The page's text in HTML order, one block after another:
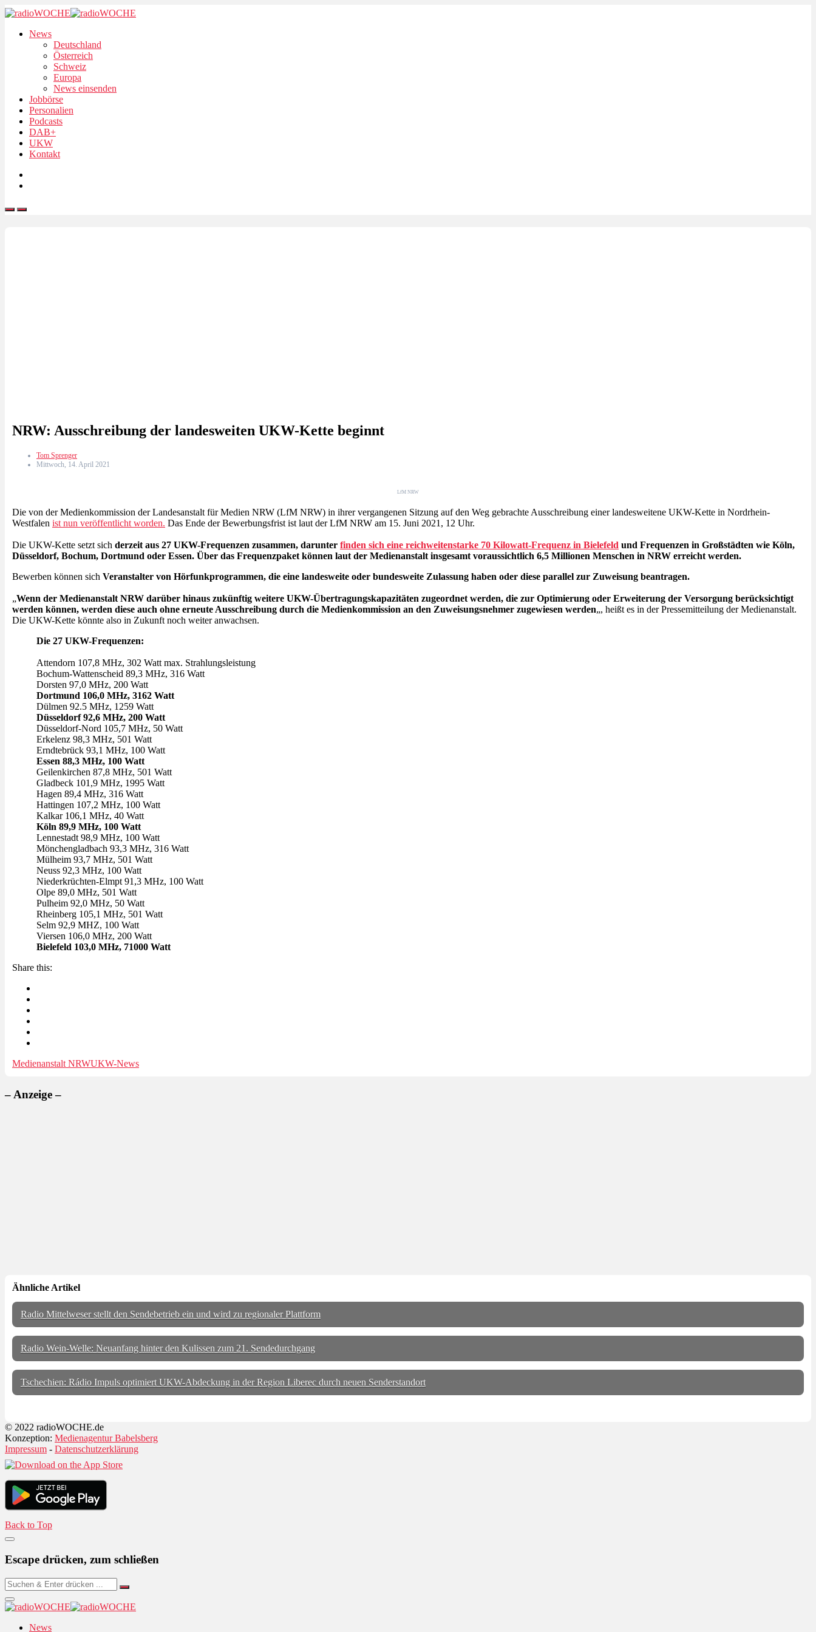
News
Deutschland
Österreich
Schweiz
Europa
News einsenden
Jobbörse
Personalien
Podcasts
DAB+
UKW
Kontakt
NRW: Ausschreibung der landesweiten UKW-Kette beginnt
Tom Sprenger
Mittwoch, 14. April 2021
LfM NRW
Die von der Medienkommission der Landesanstalt für Medien NRW (LfM NRW) in ihrer vergangenen Sitzung auf den Weg gebrachte Ausschreibung einer landesweitene UKW-Kette in Nordrhein-
Westfalen ist nun veröffentlicht worden. Das Ende der Bewerbungsfrist ist laut der LfM NRW am 15. Juni 2021, 12 Uhr.
Die UKW-Kette setzt sich derzeit aus 27 UKW-Frequenzen zusammen, darunter finden sich eine reichweitenstarke 70 Kilowatt-Frequenz in Bielefeld und Frequenzen in Großstädten wie Köln,
Düsseldorf, Bochum, Dortmund oder Essen. Über das Frequenzpaket können laut der Medienanstalt insgesamt voraussichtlich 6,5 Millionen Menschen in NRW erreicht werden.
Bewerben können sich Veranstalter von Hörfunkprogrammen, die eine landesweite oder bundesweite Zulassung haben oder diese parallel zur Zuweisung beantragen.
„Wenn der Medienanstalt NRW darüber hinaus zukünftig weitere UKW-Übertragungskapazitäten zugeordnet werden, die zur Optimierung oder Erweiterung der Versorgung berücksichtigt
werden können, werden diese auch ohne erneute Ausschreibung durch die Medienkommission an den Zuweisungsnehmer zugewiesen werden„, heißt es in der Pressemitteilung der Medienanstalt.
Die UKW-Kette könnte also in Zukunft noch weiter anwachsen.
Die 27 UKW-Frequenzen:
Attendorn 107,8 MHz, 302 Watt max. Strahlungsleistung
Bochum-Wattenscheid 89,3 MHz, 316 Watt
Dorsten 97,0 MHz, 200 Watt
Dortmund 106,0 MHz, 3162 Watt
Dülmen 92.5 MHz, 1259 Watt
Düsseldorf 92,6 MHz, 200 Watt
Düsseldorf-Nord 105,7 MHz, 50 Watt
Erkelenz 98,3 MHz, 501 Watt
Erndtebrück 93,1 MHz, 100 Watt
Essen 88,3 MHz, 100 Watt
Geilenkirchen 87,8 MHz, 501 Watt
Gladbeck 101,9 MHz, 1995 Watt
Hagen 89,4 MHz, 316 Watt
Hattingen 107,2 MHz, 100 Watt
Kalkar 106,1 MHz, 40 Watt
Köln 89,9 MHz, 100 Watt
Lennestadt 98,9 MHz, 100 Watt
Mönchengladbach 93,3 MHz, 316 Watt
Mülheim 93,7 MHz, 501 Watt
Neuss 92,3 MHz, 100 Watt
Niederkrüchten-Elmpt 91,3 MHz, 100 Watt
Olpe 89,0 MHz, 501 Watt
Pulheim 92,0 MHz, 50 Watt
Rheinberg 105,1 MHz, 501 Watt
Selm 92,9 MHZ, 100 Watt
Viersen 106,0 MHz, 200 Watt
Bielefeld 103,0 MHz, 71000 Watt
Share this:
Medienanstalt NRWUKW-News
– Anzeige –
Ähnliche Artikel
Radio Mittelweser stellt den Sendebetrieb ein und wird zu regionaler Plattform
Radio Wein-Welle: Neuanfang hinter den Kulissen zum 21. Sendedurchgang
Tschechien: Rádio Impuls optimiert UKW-Abdeckung in der Region Liberec durch neuen Senderstandort
© 2022 radioWOCHE.de
Konzeption: Medienagentur Babelsberg
Impressum - Datenschutzerklärung
Back to Top
Escape drücken, zum schließen
News